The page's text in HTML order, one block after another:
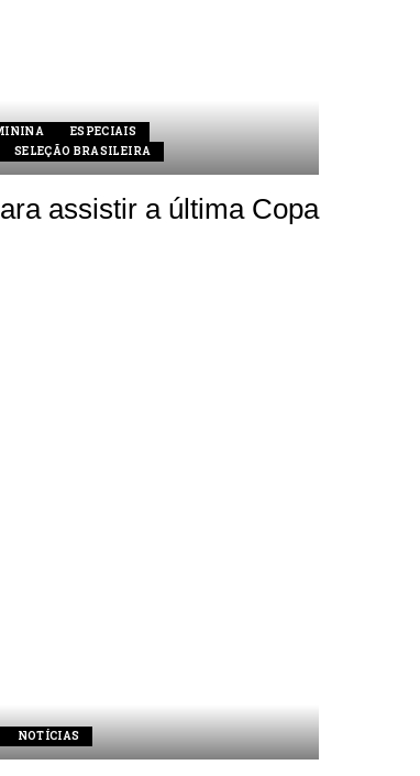
ESPECIAIS
SELEÇÃO BRASILEIRA
assistir a última Copa
NOTÍCIAS